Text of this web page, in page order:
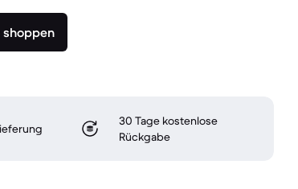
shoppen
30 Tage kostenlose
Rückgabe